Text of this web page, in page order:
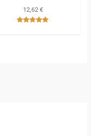
12,62€